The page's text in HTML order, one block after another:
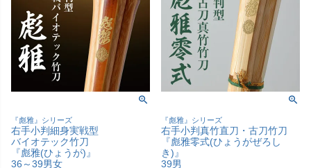
『彪雅』シリーズ
右手小判細身実戦型
バイオテック竹刀
『彪雅(ひょうが)』
36～39男女
『彪雅』シリーズ
右手小判真竹直刀・古刀竹刀
『彪雅零式(ひょうがぜろし
き)』
39男